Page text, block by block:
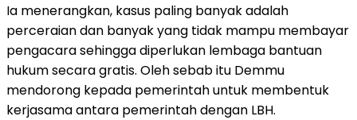
Ia menerangkan, kasus paling banyak adalah
perceraian dan banyak yang tidak mampu membayar
pengacara sehingga diperlukan lembaga bantuan
hukum secara gratis. Oleh sebab itu Demmu
mendorong kepada pemerintah untuk membentuk
kerjasama antara pemerintah dengan LBH.